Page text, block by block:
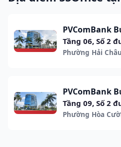
PVComBank
Tầng 06, Số 2
Phường Hải Châu
PVComBank
Tầng 09, Số 2
Phường Hòa